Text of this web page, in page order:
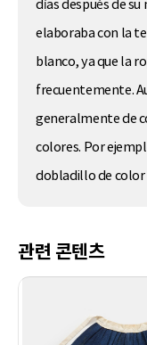
días después de
elaboraba con la
blanco, ya que la
frecuentemente.
generalmente de
colores. Por
dobladillo de color
관련 콘텐츠